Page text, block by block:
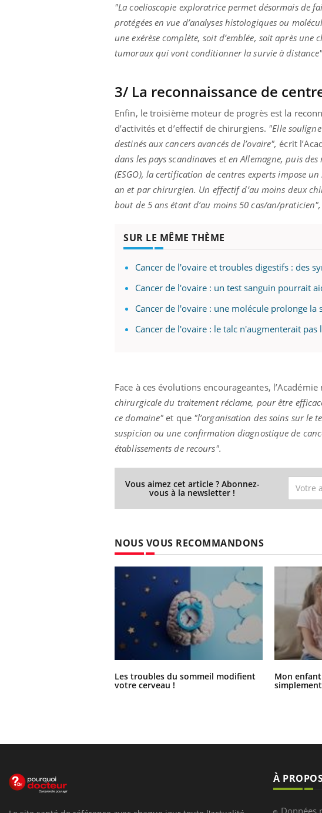
"La coelioscopie exploratrice permet désormais de
protégées en vue d’analyses histologiques ou
une exérèse complète, soit d’emblée, soit après une
tumoraux qui vont conditionner la survie à
3/ La reconnaissance de
Enfin, le troisième moteur de progrès est la
d’activités et d’effectif de chirurgiens. "Elle
destinés aux cancers avancés de l’ovaire", écrit
dans les pays scandinaves et en Allemagne, puis
(ESGO), la certification de centres experts impose
an et par chirurgien. Un effectif d’au moins deux
bout de 5 ans étant d’au moins 50 cas/an/praticien",
SUR LE MÊME THÈME
Cancer de l'ovaire et troubles digestifs : des
Cancer de l'ovaire : un test sanguin pourrait
Cancer de l'ovaire : une molécule prolonge
Cancer de l'ovaire : le talc n'augmenterait pas
Face à ces évolutions encourageantes,
chirurgicale du traitement réclame, pour être
ce domaine" et que"l’organisation des soins sur le
suspicion ou une confirmation diagnostique de
établissements de recours".
Vous aimez cet article ? Abonnez-
vous à la newsletter !
NOUS VOUS RECOMMANDONS
Les troubles du sommeil modifient
votre cerveau !
Mon
À
Données